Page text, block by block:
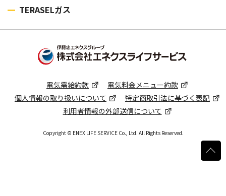
TERASELガス
電気需給約款
電気料⾦メニュー約款
個⼈情報の取り扱いについて
特定商取引法に基づく表記
利用者情報の外部送信について
Copyright © ENEX LIFE SERVICE Co., Ltd. All Rights Reserved.